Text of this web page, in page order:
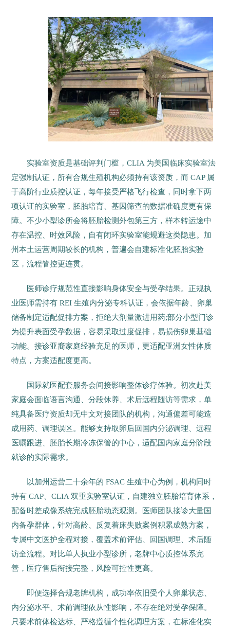
实验室资质是基础评判门槛，CLIA 为美国临床实验室法
定强制认证，所有合规生殖机构必须持有该资质，而 CAP 属
于高阶行业质控认证，每年接受严格飞行检查，同时拿下两
项认证的实验室，胚胎培育、基因筛查的数据准确度更有保
障。不少小型诊所会将胚胎检测外包第三方，样本转运途中
存在温控、时效风险，自有闭环实验室能规避这类隐患。加
州本土运营周期较长的机构，普遍会自建标准化胚胎实验
区，流程管控更连贯。
医师诊疗规范性直接影响身体安全与受孕结果。正规执
业医师需持有 REI 生殖内分泌专科认证，会依据年龄、卵巢
储备制定适配促排方案，拒绝大剂量激进用药;部分小型门诊
为提升表面受孕数据，容易采取过度促排，易损伤卵巢基础
功能。接诊亚裔家庭经验充足的医师，更适配亚洲女性体质
特点，方案适配度更高。
国际就医配套服务会间接影响整体诊疗体验。初次赴美
家庭会面临语言沟通、分段休养、术后远程随访等需求，单
纯具备医疗资质却无中文对接团队的机构，沟通偏差可能造
成用药、调理误区。能够支持取卵后回国内分泌调理、远程
医嘱跟进、胚胎长期冷冻保管的中心，适配国内家庭分阶段
就诊的实际需求。
以加州运营二十余年的 FSAC 生殖中心为例，机构同时
持有 CAP、CLIA 双重实验室认证，自建独立胚胎培育体系，
配备时差成像系统完成胚胎动态观测。医师团队接诊大量国
内备孕群体，针对高龄、反复着床失败案例积累成熟方案，
专属中文医护全程对接，覆盖术前评估、回国调理、术后随
访全流程。对比单人执业小型诊所，老牌中心质控体系完
善，医疗售后衔接完整，风险可控性更高。
即便选择合规老牌机构，成功率依旧受个人卵巢状态、
内分泌水平、术前调理依从性影响，不存在绝对受孕保障。
只要术前体检达标、严格遵循个性化调理方案，在标准化实